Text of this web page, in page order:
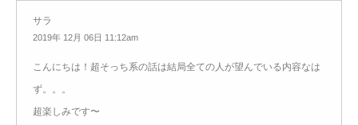
サラ
2019年 12月 06日 11:12am
こんにちは！超そっち系の話は結局全ての人が望んでいる内容なは
ず。。。
超楽しみです〜